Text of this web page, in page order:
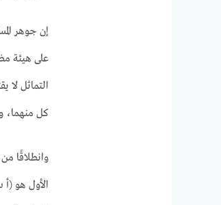
إن جوهر
على هيئة
التماثل لا
كل منهما،
وانطلاقًا
الأول هو